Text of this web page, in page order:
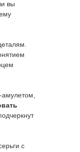
вы
амулетом,
с